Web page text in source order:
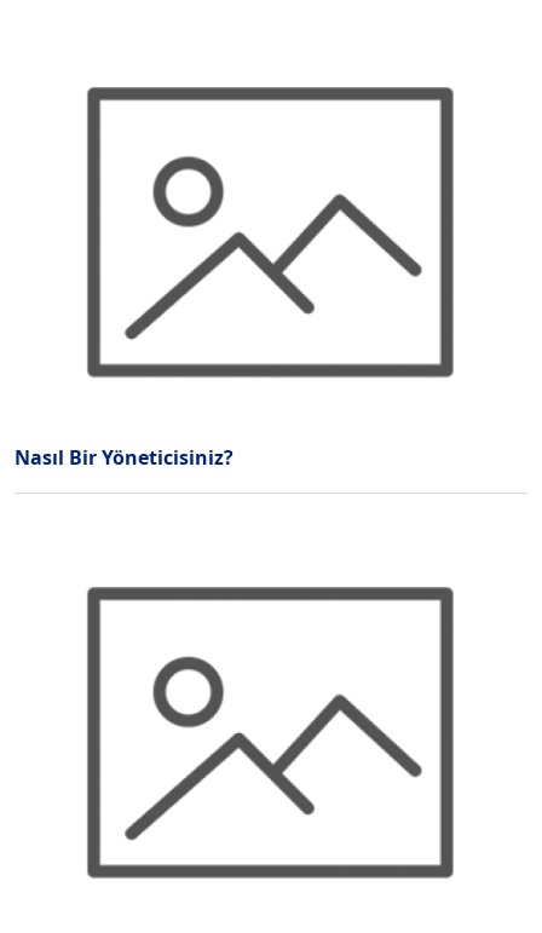
Nasıl Bir Yöneticisiniz?